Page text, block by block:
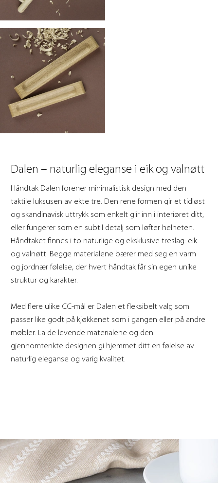
Dalen – naturlig eleganse i eik og valnøtt
Håndtak Dalen forener minimalistisk design med den
taktile luksusen av ekte tre. Den rene formen gir et tidløst
og skandinavisk uttrykk som enkelt glir inn i interiøret ditt,
eller fungerer som en subtil detalj som løfter helheten.
Håndtaket finnes i to naturlige og eksklusive treslag: eik
og valnøtt. Begge materialene bærer med seg en varm
og jordnær følelse, der hvert håndtak får sin egen unike
struktur og karakter.
Med flere ulike CC-mål er Dalen et fleksibelt valg som
passer like godt på kjøkkenet som i gangen eller på andre
møbler. La de levende materialene og den
gjennomtenkte designen gi hjemmet ditt en følelse av
naturlig eleganse og varig kvalitet.